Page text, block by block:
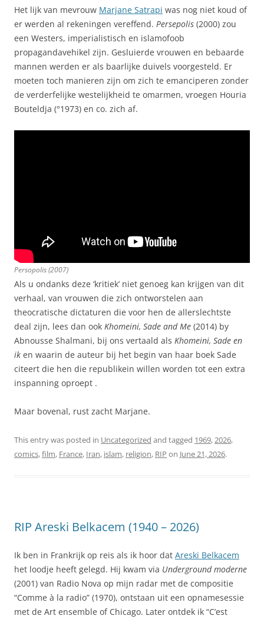
Het lijk van mevrouw Marjane Satrapi was nog niet koud of
er werden al rekeningen vereffend. Persepolis (2000) zou
een Westers, imperialistisch en islamofoob
propagandavehikel zijn. Gesluierde vrouwen en bebaarde
mannen werden er als baarlijke duivels voorgesteld. Er
moeten toch manieren zijn om zich te emanciperen zonder
de verderfelijke westelijkheid te omarmen, vroegen Houria
Bouteldja (°1973) en co. zich af.
Persopolis (2007)
Als u ondanks deze ‘kritiek’ niet genoeg kan krijgen van dit
verhaal, van vrouwen die zich ontworstelen aan
theocratische dictaturen die voor hen de allerslechtste
deal zijn, lees dan ook Khomeini, Sade and Me (2014) by
Abnousse Shalmani, bij ons vertaald als Khomeini, Sade en
ik en waarin de auteur bij het begin van haar boek Sade
citeert die hen die republikein willen worden tot een extra
inspanning oproept .
Maar bovenal, rust zacht Marjane.
This entry was posted in Uncategorized and tagged 1969,2026,
comics,film, France, Iran, islam, religion, RIP on June 21, 2026.
RIP Areski Belkacem (1940 – 2026)
Ik ben in Frankrijk op reis als ik hoor dat Areski Belkacem
het loodje heeft gelegd. Hij kwam via Underground moderne
(2001) van Radio Nova op mijn radar met de compositie
“Comme à la radio” (1970), ontstaan uit een opnamesessie
met de Art ensemble of Chicago. Later ontdek ik “C’est